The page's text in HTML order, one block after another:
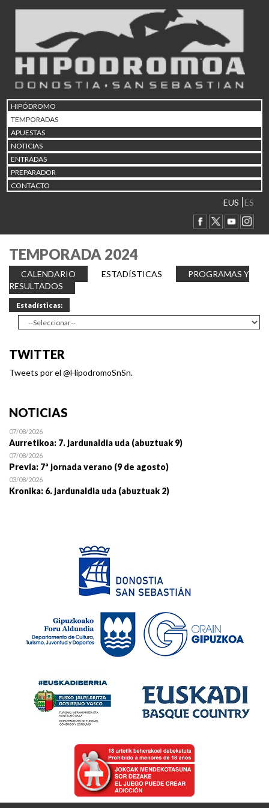
HIPÓDROMO
TEMPORADAS
APUESTAS
NOTICIAS
ENTRADAS
PREPARADOR
CONTACTO
EUS ES
TEMPORADA 2024
CALENDARIO ESTADÍSTICAS
PROGRAMAS Y
RESULTADOS
Estadísticas:
TWITTER
Tweets por el @HipodromoSnSn.
NOTICIAS
07/08/2026
Aurretikoa: 7. jardunaldia uda (abuztuak 9)
07/08/2026
Previa: 7ª jornada verano (9 de agosto)
03/08/2026
Kronika: 6. jardunaldia uda (abuztuak 2)